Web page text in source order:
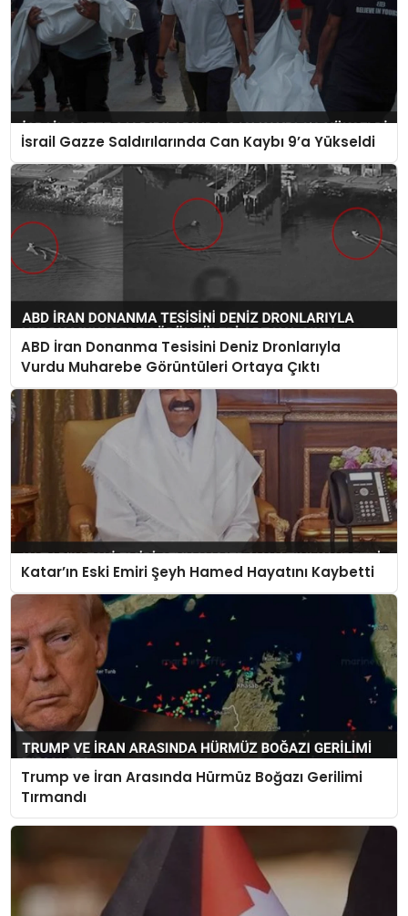
İsrail Gazze Saldırılarında Can Kaybı 9’a Yükseldi
ABD İran Donanma Tesisini Deniz Dronlarıyla
Vurdu Muharebe Görüntüleri Ortaya Çıktı
Katar’ın Eski Emiri Şeyh Hamed Hayatını Kaybetti
Trump ve İran Arasında Hürmüz Boğazı Gerilimi
Tırmandı